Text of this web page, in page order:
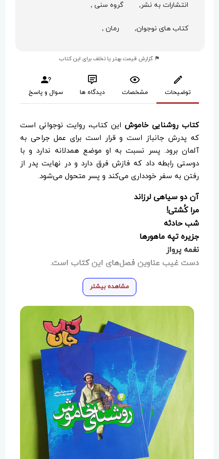
انتشارات به نشر, گروه سنی ,
کتاب های نوجوان, رمان ,
گزارش قیمت بهتر یا تخلف برای این کتاب
توضیحات مشخصات دیدگاه ها سوال و پاسخ
کتاب روشنایی خاموشاین کتاب، روایت نوجوانی است
که پدرش جانباز است و قرار است برای عمل جراحی به
آلمان برود. پسر نسبت به او موضع همدلانه ندارد و با
دوستی رابطه داد که فازش فرق دارد و در نهایت پدر از
رفتن به سفر خودداری می‌کند و پسر متحول می‌شود.
آن دو سیاهی لرزاند
مرا کُشتی!
شب حادثه
جزیره تپه ماهورها
نغمه پرواز
دست غیب عناوین فصل‌های این کتاب است.
مشاهده بیشتر